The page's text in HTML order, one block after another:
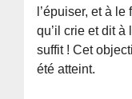
l’épuiser, et à
qu’il crie et dit à
suffit ! Cet
été atteint.